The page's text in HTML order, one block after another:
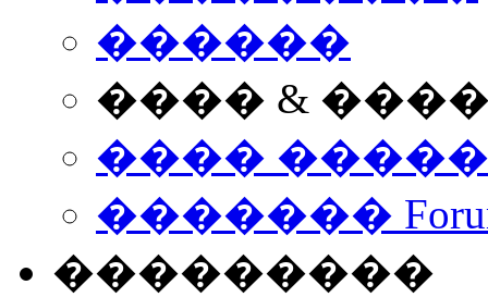
������
���� &
����
�������
���������